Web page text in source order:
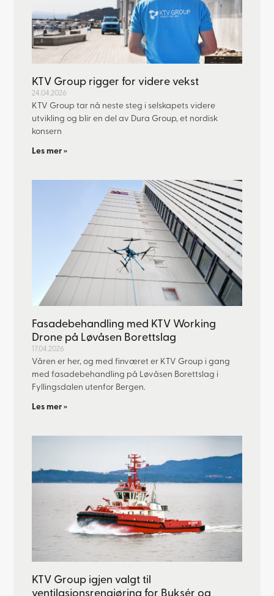
KTV Group rigger for videre vekst
24.04.2026
KTV Group tar nå neste steg i selskapets videre
utvikling og blir en del av Dura Group, et nordisk
konsern
Les mer »
Fasadebehandling med KTV Working
Drone på Løvåsen Borettslag
17.04.2026
Våren er her, og med finværet er KTV Group i gang
med fasadebehandling på Løvåsen Borettslag i
Fyllingsdalen utenfor Bergen.
Les mer »
KTV Group igjen valgt til
ventilasjonsrengjøring for Buksér og